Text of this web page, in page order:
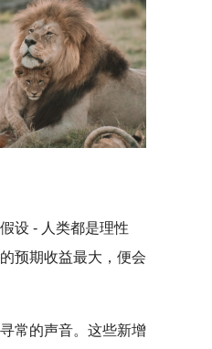
设 - 人类都是理性
预期收益最大，便会
常的声音。这些新增